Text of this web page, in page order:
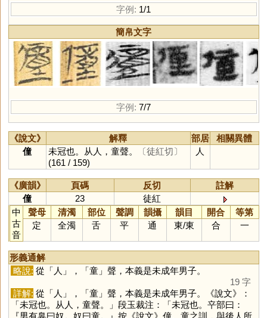
字例: 1/1
簡帛文字
字例: 7/7
《說文》 解釋 部居
相關異體
僮
未冠也。从人，童聲。
〔徒紅切〕
(161 / 159)
人
《廣韻》 頁碼 反切
註解
僮
23
徒紅
中
古
音
聲母 清濁 部位 聲調 韻攝 韻目 開合
等第
定
全濁 舌 平 通 東/東 合 一
形義通解
略說: 從「人 」，「童」聲，本義是未成年男子。
19 字
詳解: 從「人 」，「童」聲，本義是未成年男子。《說文》：
「未冠也。从人，童聲。」段玉裁注：「未冠也。䇂部曰：